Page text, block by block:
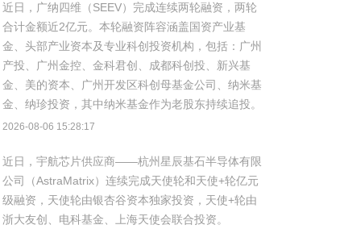
近日，广纳四维（SEEV）完成连续两轮融资，两轮
合计金额近2亿元。本轮融资阵容涵盖国资产业基
金、头部产业资本及专业科创投资机构，包括：广州
产投、广州金控、金科君创、成都科创投、新兴基
金、美的资本、广州开发区科创母基金公司、纳米基
金、纳珍投资，其中纳米基金作为老股东持续追投。
2026-08-06 15:28:17
近日，宇航芯片供应商——杭州星辰基石半导体有限
公司（AstraMatrix）连续完成天使轮和天使+轮亿元
级融资，天使轮由银杏谷资本独家投资，天使+轮由
浙大友创、电科基金、上海天使会联合投资。